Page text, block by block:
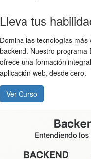
Lleva tus
Domina las tecnologías
backend. Nuestro programa
ofrece una formación
aplicación web, desde cero.
Ver Curso